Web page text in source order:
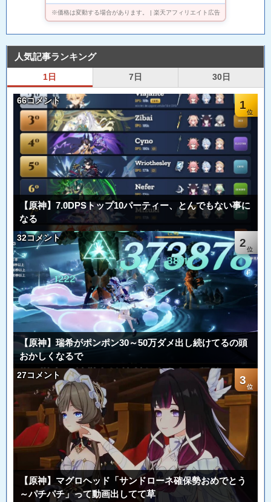
※価格は変動する場合があります。 | 楽天アフィリエイト広告
人気記事ランキング
1日 7日 30日
1
66コメント
【原神】7.0DPSトップ10パーティー、とんでもない事に
なる
2
32コメント
【原神】瑞希がポンポン30～50万ダメ出し続けてるの頭
おかしくなるで
3
27コメント
【原神】マグロヘッド「サンドローネ確保勢おめでとう
～パチパチ」って動画出してて草